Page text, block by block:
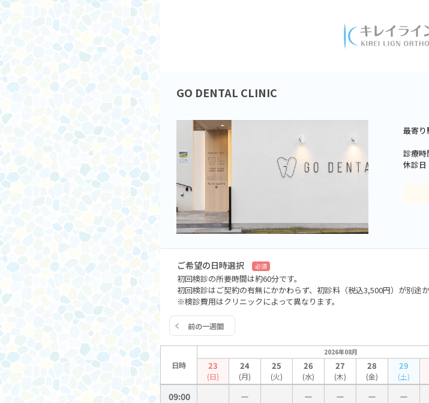
GO DENTAL CLINIC
最寄り
診療時
休診日
ご希望の日時選択 必須
初回検診の所要時間は約60分です。
初回検診はご契約の有無にかかわらず、初診料（税込3,500円）が別途か
※検診費用はクリニックによって異なります。
前の一週間
日時
2026年08月
23
(日)
24
(月)
25
(火)
26
(水)
27
(木)
28
(金)
29
(土)
09:00